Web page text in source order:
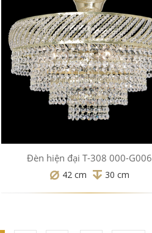
Đèn hiện đại T-308 000-G006
42 cm 30 cm